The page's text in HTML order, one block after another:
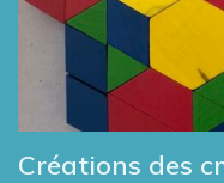
Créations des